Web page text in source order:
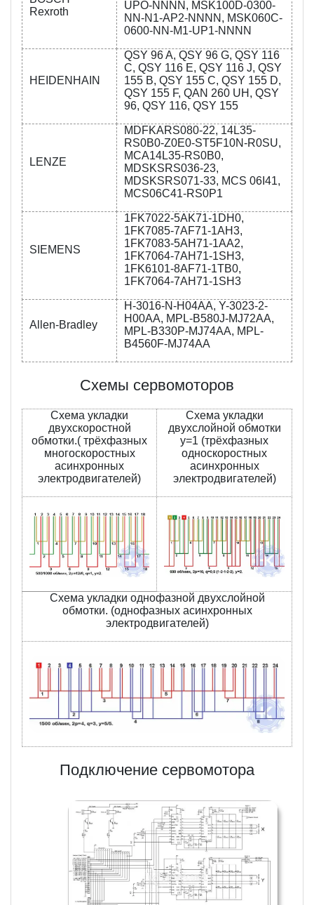
Rexroth
UPO-NNNN, MSK100D-0300-
NN-N1-AP2-NNNN, MSK060C-
0600-NN-M1-UP1-NNNN
HEIDENHAIN
QSY 96 A, QSY 96 G, QSY 116
C, QSY 116 E, QSY 116 J, QSY
155 B, QSY 155 C, QSY 155 D,
QSY 155 F, QAN 260 UH, QSY
96, QSY 116, QSY 155
LENZE
MDFKARS080-22, 14L35-
RS0B0-Z0E0-ST5F10N-R0SU,
MCA14L35-RS0B0,
MDSKSRS036-23,
MDSKSRS071-33, MCS 06I41,
MCS06C41-RS0P1
SIEMENS
1FK7022-5AK71-1DH0,
1FK7085-7AF71-1AH3,
1FK7083-5AH71-1AA2,
1FK7064-7AH71-1SH3,
1FK6101-8AF71-1TB0,
1FK7064-7AH71-1SH3
Allen-Bradley
H-3016-N-H04AA, Y-3023-2-
H00AA, MPL-B580J-MJ72AA,
MPL-B330P-MJ74AA, MPL-
B4560F-MJ74AA
Схемы сервомоторов
Схема укладки
двухскоростной
обмотки.( трёхфазных
многоскоростных
асинхронных
электродвигателей)
Схема укладки
двухслойной обмотки
у=1 (трёхфазных
односкоростных
асинхронных
электродвигателей)
Схема укладки однофазной двухслойной
обмотки. (однофазных асинхронных
электродвигателей)
Подключение сервомотора